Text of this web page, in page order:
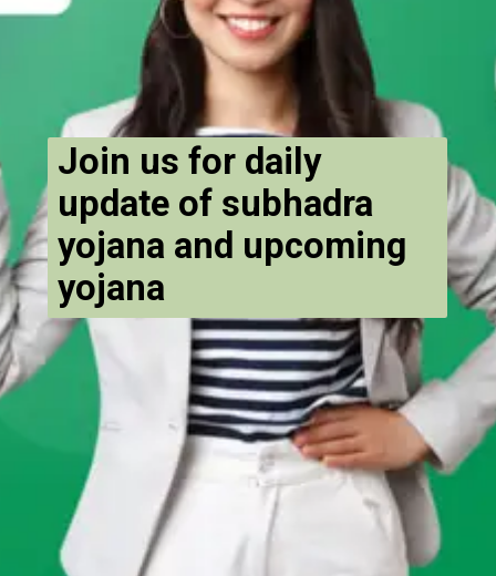
Join us for daily
update of subhadra
yojana and upcoming
yojana